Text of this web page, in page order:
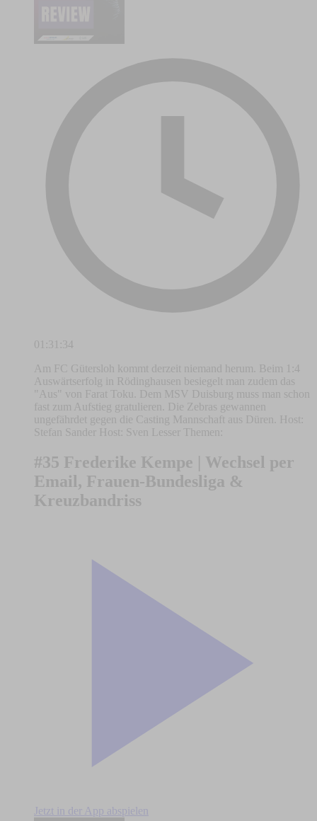
01:31:34
Am FC Gütersloh kommt derzeit niemand herum. Beim 1:4
Auswärtserfolg in Rödinghausen besiegelt man zudem das
"Aus" von Farat Toku. Dem MSV Duisburg muss man schon
fast zum Aufstieg gratulieren. Die Zebras gewannen
ungefährdet gegen die Casting Mannschaft aus Düren. Host:
Stefan Sander Host: Sven Lesser Themen:
#35 Frederike Kempe | Wechsel per
Email, Frauen-Bundesliga &
Kreuzbandriss
Jetzt in der App abspielen